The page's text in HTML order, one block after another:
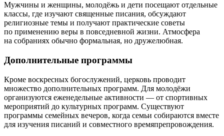
Мужчины и женщины, молодёжь и дети посещают отдельные
классы, где изучают священные писания, обсуждают
религиозные темы и получают практические советы
по применению веры в повседневной жизни. Атмосфера
на собраниях обычно формальная, но дружелюбная.
Дополнительные программы
Кроме воскресных богослужений, церковь проводит
множество дополнительных программ. Для молодёжи
организуются еженедельные активности — от спортивных
мероприятий до культурных программ. Существуют
программы семейных вечеров, когда семьи собираются вместе
для изучения писаний и совместного времяпрепровождения.